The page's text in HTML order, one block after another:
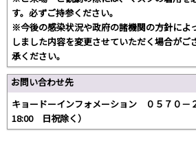
す。必ずご持参ください。
※今後の感染状況や政府の諸機関の方針によ
しました内容を変更させていただく場合がご
承ください。
お問い合わせ先
キョードーインフォメーション ０５７０－
18:00 日祝除く）